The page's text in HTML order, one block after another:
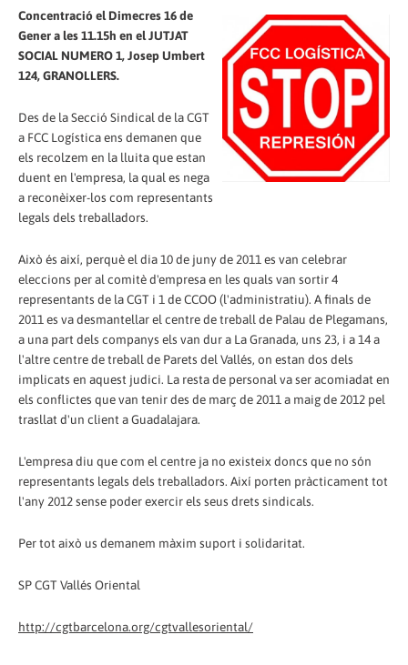
Concentració el Dimecres 16 de
Gener a les 11.15h en el JUTJAT
SOCIAL NUMERO 1, Josep Umbert
124, GRANOLLERS.
Des de la Secció Sindical de la CGT
a FCC Logística ens demanen que
els recolzem en la lluita que estan
duent en l'empresa, la qual es nega
a reconèixer-los com representants
legals dels treballadors.
Això és així, perquè el dia 10 de juny de 2011 es van celebrar
eleccions per al comitè d'empresa en les quals van sortir 4
representants de la CGT i 1 de CCOO (l'administratiu). A finals de
2011 es va desmantellar el centre de treball de Palau de Plegamans,
a una part dels companys els van dur a La Granada, uns 23, i a 14 a
l'altre centre de treball de Parets del Vallés, on estan dos dels
implicats en aquest judici. La resta de personal va ser acomiadat en
els conflictes que van tenir des de març de 2011 a maig de 2012 pel
trasllat d'un client a Guadalajara.
L'empresa diu que com el centre ja no existeix doncs que no són
representants legals dels treballadors. Així porten pràcticament tot
l'any 2012 sense poder exercir els seus drets sindicals.
Per tot això us demanem màxim suport i solidaritat.
SP CGT Vallés Oriental
http://cgtbarcelona.org/cgtvallesoriental/